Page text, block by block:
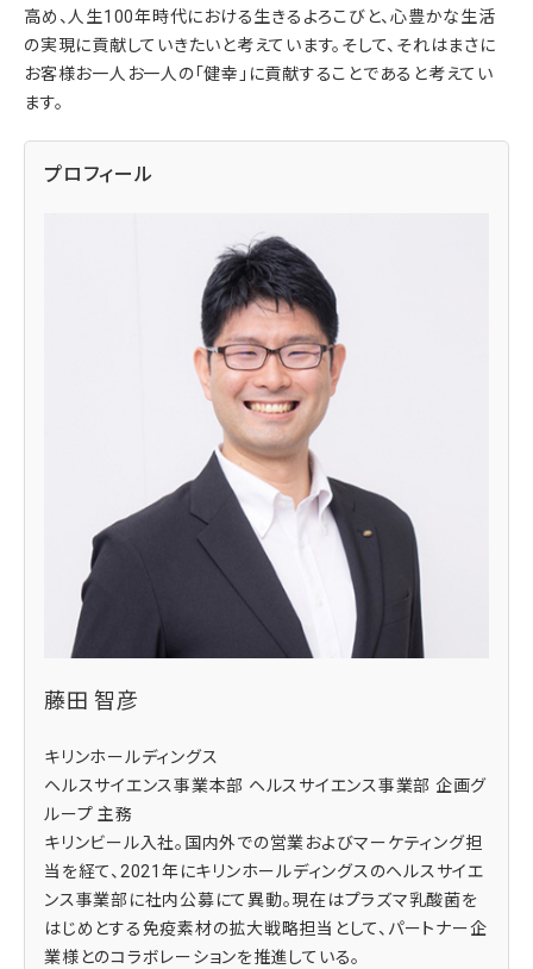
高め、人生100年時代における生きるよろこびと、心豊かな生活
の実現に貢献していきたいと考えています。そして、それはまさに
お客様お一人お一人の「健幸」に貢献することであると考えてい
ます。
プロフィール
藤田 智彦
キリンホールディングス
ヘルスサイエンス事業本部 ヘルスサイエンス事業部 企画グ
ループ 主務
キリンビール入社。国内外での営業およびマーケティング担
当を経て、2021年にキリンホールディングスのヘルスサイエ
ンス事業部に社内公募にて異動。現在はプラズマ乳酸菌を
はじめとする免疫素材の拡大戦略担当として、パートナー企
業様とのコラボレーションを推進している。